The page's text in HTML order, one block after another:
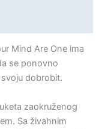
Mind Are One ima
se ponovno
dobrobit.
zaokruženog
Sa živahnim